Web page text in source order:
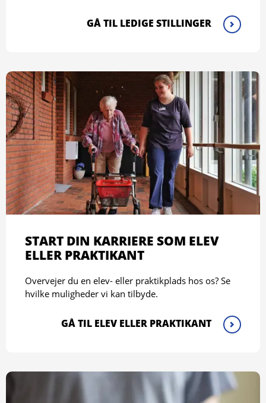
GÅ TIL LEDIGE STILLINGER
START DIN KARRIERE SOM ELEV
ELLER PRAKTIKANT
Overvejer du en elev- eller praktikplads hos os? Se
hvilke muligheder vi kan tilbyde.
GÅ TIL ELEV ELLER PRAKTIKANT